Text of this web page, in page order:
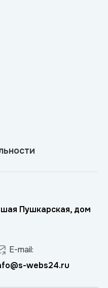
Пушкарская, дом
E-mail:
webs24.ru